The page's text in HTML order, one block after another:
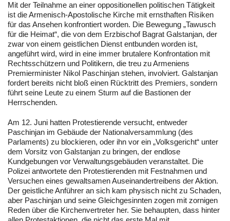
Mit der Teilnahme an einer oppositionellen politischen Tätigkeit
ist die Armenisch-Apostolische Kirche mit ernsthaften Risiken
für das Ansehen konfrontiert worden. Die Bewegung „Tawusch
für die Heimat“, die von dem Erzbischof Bagrat Galstanjan, der
zwar von einem geistlichen Dienst entbunden worden ist,
angeführt wird, wird in eine immer brutalere Konfrontation mit
Rechtsschützern und Politikern, die treu zu Armeniens
Premierminister Nikol Paschinjan stehen, involviert. Galstanjan
fordert bereits nicht bloß einen Rücktritt des Premiers, sondern
führt seine Leute zu einem Sturm auf die Bastionen der
Herrschenden.
Am 12. Juni hatten Protestierende versucht, entweder
Paschinjan im Gebäude der Nationalversammlung (des
Parlaments) zu blockieren, oder ihn vor ein „Volksgericht“ unter
dem Vorsitz von Galstanjan zu bringen, der endlose
Kundgebungen vor Verwaltungsgebäuden veranstaltet. Die
Polizei antwortete den Protestierenden mit Festnahmen und
Versuchen eines gewaltsamen Auseinandertreibens der Aktion.
Der geistliche Anführer an sich kam physisch nicht zu Schaden,
aber Paschinjan und seine Gleichgesinnten zogen mit zornigen
Reden über die Kirchenvertreter her. Sie behaupten, dass hinter